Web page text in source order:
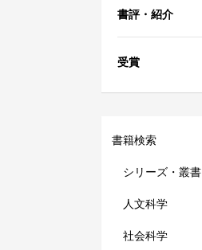
書評・紹介
受賞
書籍検索
シリーズ・叢書
人文科学
社会科学